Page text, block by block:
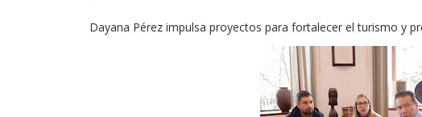
Dayana Pérez impulsa proyectos para fortalecer el turismo y